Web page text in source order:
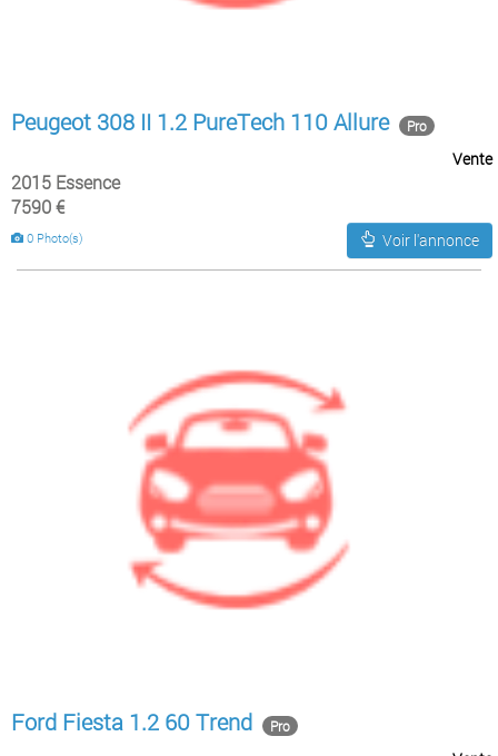
Peugeot 308 II 1.2 PureTech 110 Allure Pro
Vente
2015 Essence
7590 €
Voir l'annonce
0 Photo(s)
Ford Fiesta 1.2 60 Trend Pro